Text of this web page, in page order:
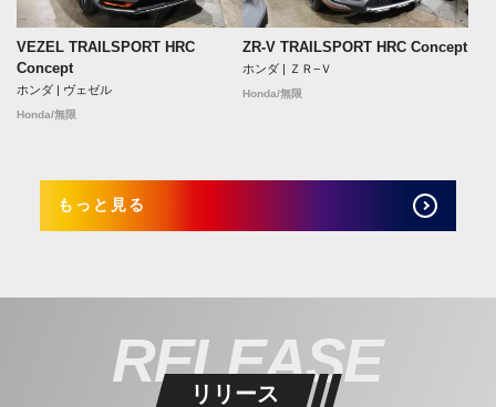
VEZEL TRAILSPORT HRC
Concept
ホンダ | ヴェゼル
Honda/無限
ZR-V TRAILSPORT HRC Concept
ホンダ | ＺＲ−Ｖ
Honda/無限
もっと見る
RELEASE
リリース